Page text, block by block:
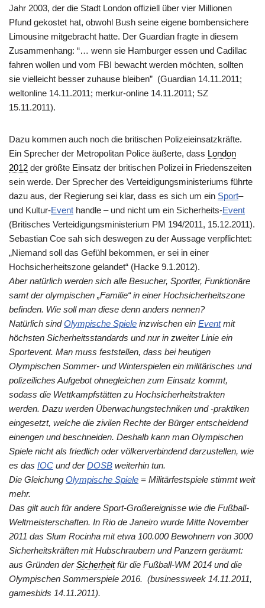
Jahr 2003, der die Stadt London offiziell über vier Millionen
Pfund gekostet hat, obwohl Bush seine eigene bombensichere
Limousine mitgebracht hatte. Der Guardian fragte in diesem
Zusammenhang: “… wenn sie Hamburger essen und Cadillac
fahren wollen und vom FBI bewacht werden möchten, sollten
sie vielleicht besser zuhause bleiben” (Guardian 14.11.2011;
weltonline 14.11.2011; merkur-online 14.11.2011; SZ
15.11.2011).
Dazu kommen auch noch die britischen Polizeieinsatzkräfte.
Ein Sprecher der Metropolitan Police äußerte, dass London
2012 der größte Einsatz der britischen Polizei in Friedenszeiten
sein werde. Der Sprecher des Verteidigungsministeriums führte
dazu aus, der Regierung sei klar, dass es sich um ein Sport–
und Kultur-Event handle – und nicht um ein Sicherheits-Event
(Britisches Verteidigungsministerium PM 194/2011, 15.12.2011).
Sebastian Coe sah sich deswegen zu der Aussage verpflichtet:
„Niemand soll das Gefühl bekommen, er sei in einer
Hochsicherheitszone gelandet“ (Hacke 9.1.2012).
Aber natürlich werden sich alle Besucher, Sportler, Funktionäre
samt der olympischen „Familie“ in einer Hochsicherheitszone
befinden. Wie soll man diese denn anders nennen?
Natürlich sindOlympische Spiele inzwischen ein Eventmit
höchsten Sicherheitsstandards und nur in zweiter Linie ein
Sportevent. Man muss feststellen, dass bei heutigen
Olympischen Sommer- und Winterspielen ein militärisches und
polizeiliches Aufgebot ohnegleichen zum Einsatz kommt,
sodass die Wettkampfstätten zu Hochsicherheitstrakten
werden. Dazu werden Überwachungstechniken und -praktiken
eingesetzt, welche die zivilen Rechte der Bürger entscheidend
einengen und beschneiden. Deshalb kann man Olympischen
Spiele nicht als friedlich oder völkerverbindend darzustellen, wie
es das IOC und derDOSB weiterhin tun.
Die Gleichung Olympische Spiele = Militärfestspiele stimmt weit
mehr.
Das gilt auch für andere Sport-Großereignisse wie die Fußball-
Weltmeisterschaften. In Rio de Janeiro wurde Mitte November
2011 das Slum Rocinha mit etwa 100.000 Bewohnern von 3000
Sicherheitskräften mit Hubschraubern und Panzern geräumt:
aus Gründen derSicherheitfür die Fußball-WM 2014 und die
Olympischen Sommerspiele 2016. (businessweek 14.11.2011,
gamesbids 14.11.2011).